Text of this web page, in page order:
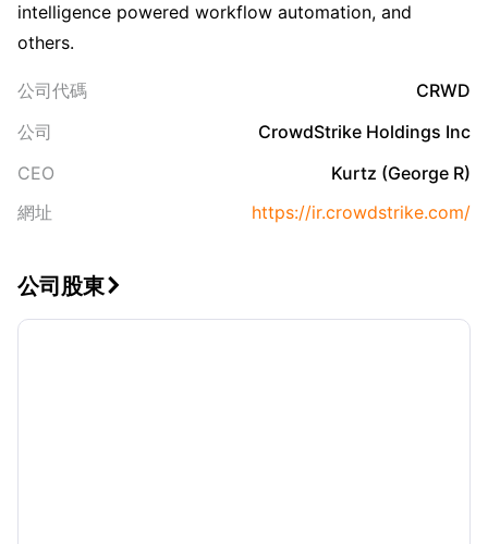
intelligence powered workflow automation, and
others.
公司代碼
CRWD
公司
CrowdStrike Holdings Inc
CEO
Kurtz (George R)
網址
https://ir.crowdstrike.com/
公司股東